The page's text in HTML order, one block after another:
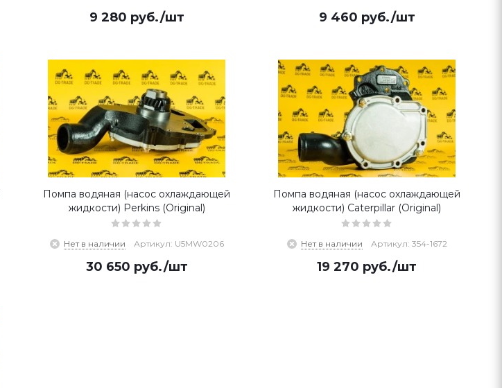
9 280 руб./шт 9 460 руб./шт
Помпа водяная (насос охлаждающей
жидкости) Perkins (Original)
Нет в наличии Артикул: U5MW0206
30 650 руб./шт
Помпа водяная (насос охлаждающей
жидкости) Caterpillar (Original)
Нет в наличии Артикул: 354-1672
19 270 руб./шт